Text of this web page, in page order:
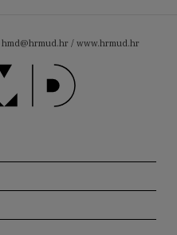
hmd@hrmud.hr / www.hrmud.hr